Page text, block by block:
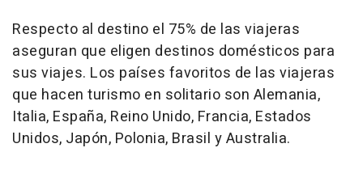
Respecto al destino el 75% de las viajeras
aseguran que eligen destinos domésticos para
sus viajes. Los países favoritos de las viajeras
que hacen turismo en solitario son Alemania,
Italia, España, Reino Unido, Francia, Estados
Unidos, Japón, Polonia, Brasil y Australia.